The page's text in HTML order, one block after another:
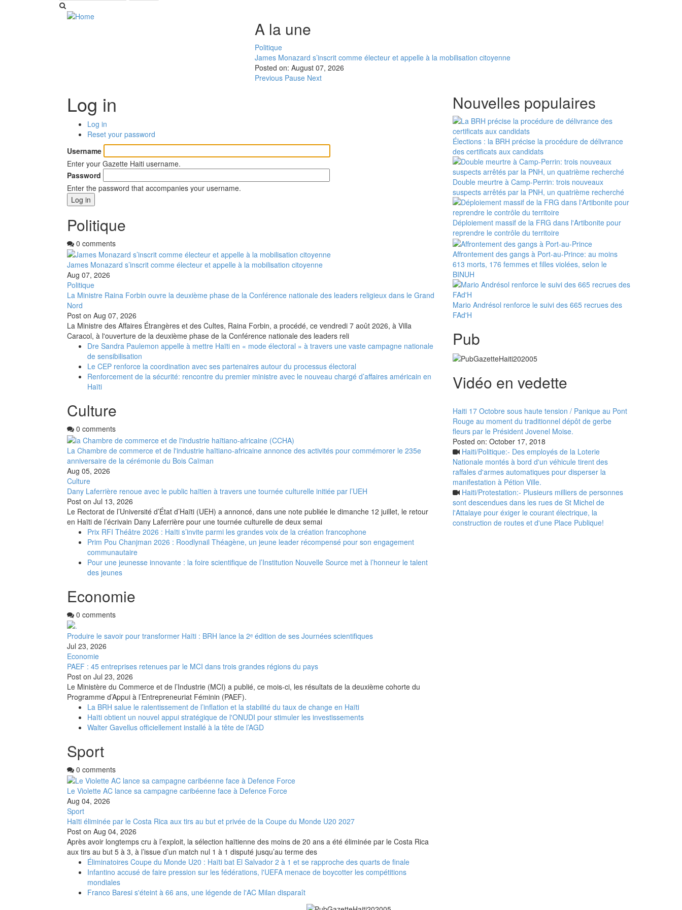
A la une
Politique
James Monazard s’inscrit comme électeur et appelle à la mobilisation citoyenne
Posted on: August 07, 2026
Previous Pause Next
Log in
Primary
tabs
Log in
tab)
Reset your password
Username
Enter your Gazette Haiti username.
Password
Enter the password that accompanies your username.
Politique
0 comments
James Monazard s’inscrit comme électeur et appelle à la mobilisation citoyenne
Aug 07, 2026
Politique
La Ministre Raina Forbin ouvre la deuxième phase de la Conférence nationale des leaders religieux dans le Grand
Nord
Post on Aug 07, 2026
La Ministre des Affaires Étrangères et des Cultes, Raina Forbin, a procédé, ce vendredi 7 août 2026, à Villa
Caracol, à l'ouverture de la deuxième phase de la Conférence nationale des leaders reli
Dre Sandra Paulemon appelle à mettre Haïti en « mode électoral » à travers une vaste campagne nationale
de sensibilisation
Le CEP renforce la coordination avec ses partenaires autour du processus électoral
Renforcement de la sécurité: rencontre du premier ministre avec le nouveau chargé d’affaires américain en
Haïti
Culture
0 comments
La Chambre de commerce et de l'industrie haïtiano-africaine annonce des activités pour commémorer le 235e
anniversaire de la cérémonie du Bois Caïman
Aug 05, 2026
Culture
Dany Laferrière renoue avec le public haïtien à travers une tournée culturelle initiée par l’UEH
Post on Jul 13, 2026
Le Rectorat de l’Université d’État d’Haïti (UEH) a annoncé, dans une note publiée le dimanche 12 juillet, le retour
en Haïti de l’écrivain Dany Laferrière pour une tournée culturelle de deux semai
Prix RFI Théâtre 2026 : Haïti s’invite parmi les grandes voix de la création francophone
Prim Pou Chanjman 2026 : Roodlynail Théagène, un jeune leader récompensé pour son engagement
communautaire
Pour une jeunesse innovante : la foire scientifique de l’Institution Nouvelle Source met à l’honneur le talent
des jeunes
Economie
0 comments
Produire le savoir pour transformer Haïti : BRH lance la 2ᵉ édition de ses Journées scientifiques
Jul 23, 2026
Economie
PAEF : 45 entreprises retenues par le MCI dans trois grandes régions du pays
Post on Jul 23, 2026
Le Ministère du Commerce et de l’Industrie (MCI) a publié, ce mois-ci, les résultats de la deuxième cohorte du
Programme d’Appui à l’Entrepreneuriat Féminin (PAEF).
La BRH salue le ralentissement de l’inflation et la stabilité du taux de change en Haïti
Haïti obtient un nouvel appui stratégique de l'ONUDI pour stimuler les investissements
Walter Gavellus officiellement installé à la tête de l’AGD
Sport
0 comments
Le Violette AC lance sa campagne caribéenne face à Defence Force
Aug 04, 2026
Sport
Haïti éliminée par le Costa Rica aux tirs au but et privée de la Coupe du Monde U20 2027
Post on Aug 04, 2026
Après avoir longtemps cru à l’exploit, la sélection haïtienne des moins de 20 ans a été éliminée par le Costa Rica
aux tirs au but 5 à 3, à l’issue d’un match nul 1 à 1 disputé jusqu’au terme des
Éliminatoires Coupe du Monde U20 : Haïti bat El Salvador 2 à 1 et se rapproche des quarts de finale
Infantino accusé de faire pression sur les fédérations, l'UEFA menace de boycotter les compétitions
mondiales
Franco Baresi s'éteint à 66 ans, une légende de l'AC Milan disparaît
Nouvelles populaires
Élections : la BRH précise la procédure de délivrance
des certificats aux candidats
Double meurtre à Camp-Perrin: trois nouveaux
suspects arrêtés par la PNH, un quatrième recherché
Déploiement massif de la FRG dans l'Artibonite pour
reprendre le contrôle du territoire
Affrontement des gangs à Port-au-Prince: au moins
613 morts, 176 femmes et filles violées, selon le
BINUH
Mario Andrésol renforce le suivi des 665 recrues des
FAd'H
Pub
Vidéo en vedette
Haiti 17 Octobre sous haute tension / Panique au Pont
Rouge au moment du traditionnel dépôt de gerbe
fleurs par le Président Jovenel Moise.
Posted on: October 17, 2018
Haiti/Politique:- Des employés de la Loterie
Nationale montés à bord d'un véhicule tirent des
raffales d'armes automatiques pour disperser la
manifestation à Pétion Ville.
Haiti/Protestation:- Plusieurs milliers de personnes
sont descendues dans les rues de St Michel de
l'Attalaye pour éxiger le courant électrique, la
construction de routes et d'une Place Publique!